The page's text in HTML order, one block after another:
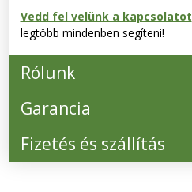
Vedd fel velünk a kapcsolatot
legtöbb mindenben segíteni!
Rólunk
Garancia
Fizetés és szállítás